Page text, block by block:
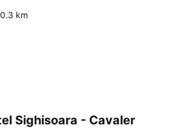
km
Sighisoara - Cavaler